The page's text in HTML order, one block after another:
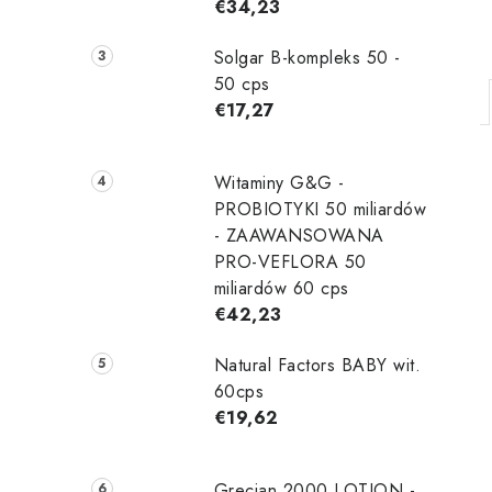
€34,23
Solgar B-kompleks 50 -
50 cps
€17,27
Witaminy G&G -
PROBIOTYKI 50 miliardów
- ZAAWANSOWANA
PRO-VEFLORA 50
miliardów 60 cps
€42,23
Natural Factors BABY wit.
60cps
€19,62
o